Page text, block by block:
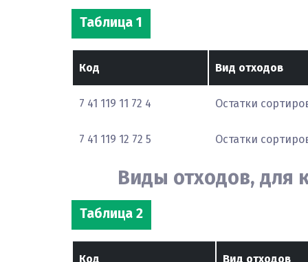
Таблица 1
Код Вид отходов
7 41 119 11 72 4 Остатки
7 41 119 12 72 5 Остатки
Виды отходов, для
Таблица 2
Код Вид отходов